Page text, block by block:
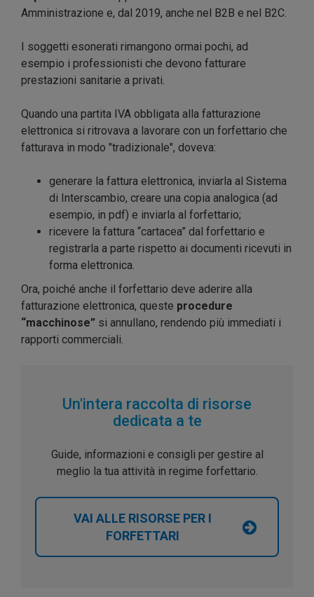
Amministrazione e, dal 2019, anche nel B2B e nel B2C.
I soggetti esonerati rimangono ormai pochi, ad
esempio i professionisti che devono fatturare
prestazioni sanitarie a privati.
Quando una partita IVA obbligata alla fatturazione
elettronica si ritrovava a lavorare con un forfettario che
fatturava in modo "tradizionale", doveva:
generare la fattura elettronica, inviarla al Sistema
di Interscambio, creare una copia analogica (ad
esempio, in pdf) e inviarla al forfettario;
ricevere la fattura “cartacea” dal forfettario e
registrarla a parte rispetto ai documenti ricevuti in
forma elettronica.
Ora, poiché anche il forfettario deve aderire alla
fatturazione elettronica, queste procedure
“macchinose” si annullano, rendendo più immediati i
rapporti commerciali.
Un'intera raccolta di risorse
dedicata a te
Guide, informazioni e consigli per gestire al
meglio la tua attività in regime forfettario.
VAI ALLE RISORSE PER I
FORFETTARI